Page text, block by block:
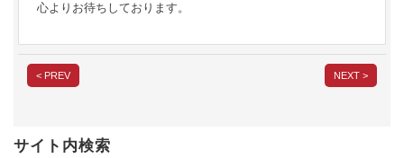
心よりお待ちしております。
< PREV NEXT >
サイト内検索